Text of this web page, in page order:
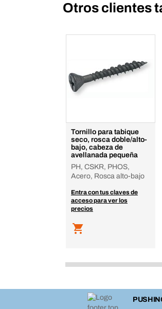
Otros clientes
Tornillo para tabique
seco, rosca doble/alto-
bajo, cabeza de
avellanada pequeña
PH, CSKR, PHOS,
Acero, Rosca alto-bajo
Entra con tus claves de
acceso para ver los
precios